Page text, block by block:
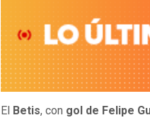
El Betis, con gol de Felipe